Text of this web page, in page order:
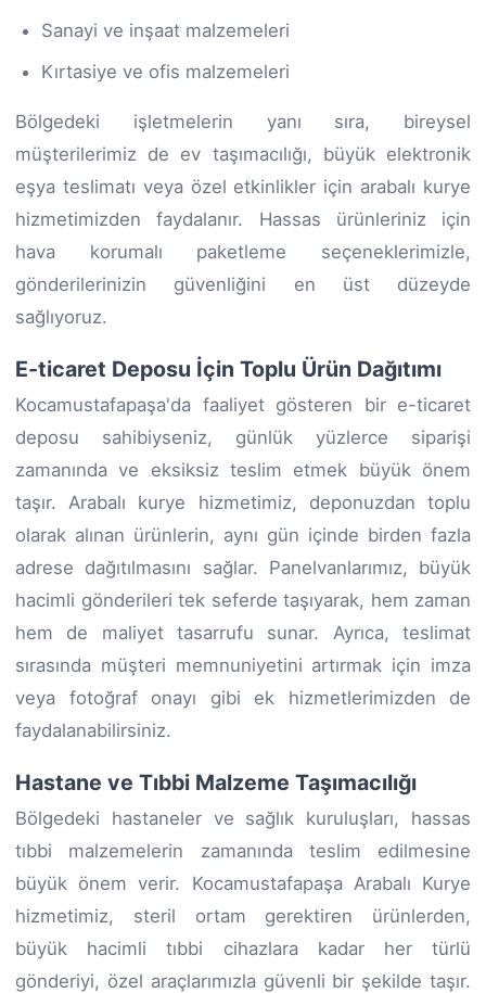
Sanayi ve inşaat malzemeleri
Kırtasiye ve ofis malzemeleri
Bölgedeki işletmelerin yanı sıra, bireysel
müşterilerimiz de ev taşımacılığı, büyük elektronik
eşya teslimatı veya özel etkinlikler için arabalı kurye
hizmetimizden faydalanır. Hassas ürünleriniz için
hava korumalı paketleme seçeneklerimizle,
gönderilerinizin güvenliğini en üst düzeyde
sağlıyoruz.
E-ticaret Deposu İçin Toplu Ürün Dağıtımı
Kocamustafapaşa'da faaliyet gösteren bir e-ticaret
deposu sahibiyseniz, günlük yüzlerce siparişi
zamanında ve eksiksiz teslim etmek büyük önem
taşır. Arabalı kurye hizmetimiz, deponuzdan toplu
olarak alınan ürünlerin, aynı gün içinde birden fazla
adrese dağıtılmasını sağlar. Panelvanlarımız, büyük
hacimli gönderileri tek seferde taşıyarak, hem zaman
hem de maliyet tasarrufu sunar. Ayrıca, teslimat
sırasında müşteri memnuniyetini artırmak için imza
veya fotoğraf onayı gibi ek hizmetlerimizden de
faydalanabilirsiniz.
Hastane ve Tıbbi Malzeme Taşımacılığı
Bölgedeki hastaneler ve sağlık kuruluşları, hassas
tıbbi malzemelerin zamanında teslim edilmesine
büyük önem verir. Kocamustafapaşa Arabalı Kurye
hizmetimiz, steril ortam gerektiren ürünlerden,
büyük hacimli tıbbi cihazlara kadar her türlü
gönderiyi, özel araçlarımızla güvenli bir şekilde taşır.